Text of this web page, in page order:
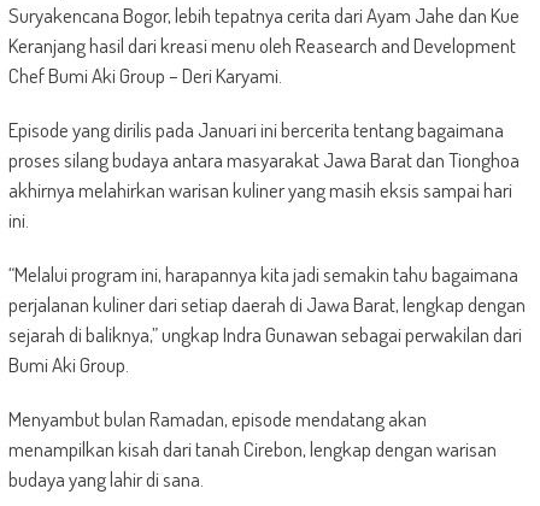
Suryakencana Bogor, lebih tepatnya cerita dari Ayam Jahe dan Kue
Keranjang hasil dari kreasi menu oleh Reasearch and Development
Chef Bumi Aki Group – Deri Karyami.
Episode yang dirilis pada Januari ini bercerita tentang bagaimana
proses silang budaya antara masyarakat Jawa Barat dan Tionghoa
akhirnya melahirkan warisan kuliner yang masih eksis sampai hari
ini.
“Melalui program ini, harapannya kita jadi semakin tahu bagaimana
perjalanan kuliner dari setiap daerah di Jawa Barat, lengkap dengan
sejarah di baliknya,” ungkap Indra Gunawan sebagai perwakilan dari
Bumi Aki Group.
Menyambut bulan Ramadan, episode mendatang akan
menampilkan kisah dari tanah Cirebon, lengkap dengan warisan
budaya yang lahir di sana.